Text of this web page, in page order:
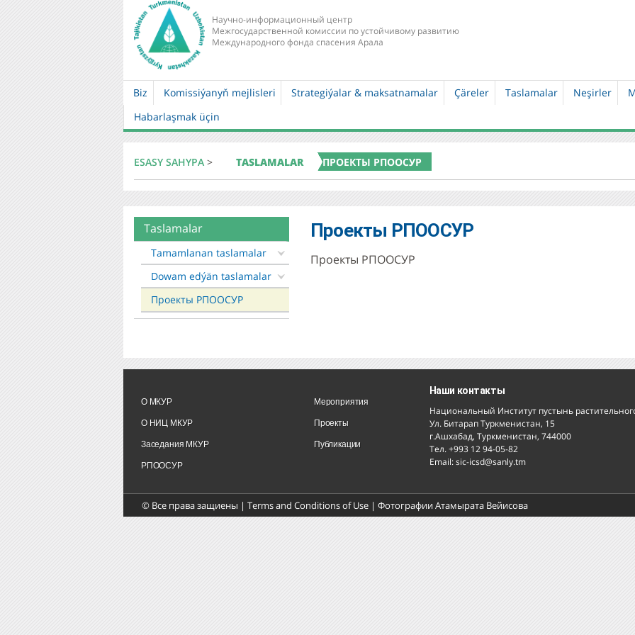
Научно-информационный центр
Межгосударственной комиссии по устойчивому развитию
Международного фонда спасения Арала
Main
navigation
Biz Komissiýanyň mejlisleri Strategiýalar & maksatnamalar Çäreler Taslamalar Neşirler
Habarlaşmak üçin
ESASY SAHYPA > TASLAMALAR ПРОЕКТЫ РПООСУР
About
mkur
Taslamalar
Tamamlanan taslamalar
Dowam edýän taslamalar
Проекты РПООСУР
Проекты РПООСУР
Проекты РПООСУР
О МКУР
О НИЦ МКУР
Заседания МКУР
РПООСУР
Мероприятия
Проекты
Публикации
Наши контакты
Национальный Институт пустынь
Ул. Битарап Туркменистан, 15
г.Ашхабад, Туркменистан, 744000
Тел. +993 12 94-05-82
Email: sic-icsd@sanly.tm
© Все права защиены | Terms and Conditions of Use | Фотографии Атамырата Вейисова